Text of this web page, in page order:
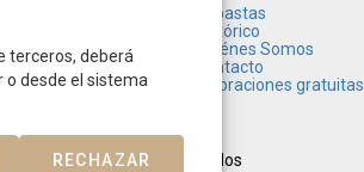
Subastas
Histórico
Quiénes Somos
Contacto
Valoraciones gratuitas
- Todos los derechos reservados
terceros, deberá
o desde el sistema
RECHAZAR